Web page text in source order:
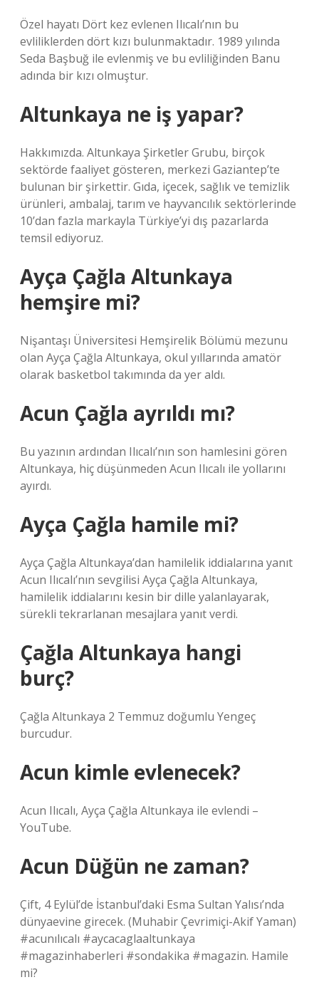
Özel hayatı Dört kez evlenen Ilıcalı’nın bu
evliliklerden dört kızı bulunmaktadır. 1989 yılında
Seda Başbuğ ile evlenmiş ve bu evliliğinden Banu
adında bir kızı olmuştur.
Altunkaya ne iş yapar?
Hakkımızda. Altunkaya Şirketler Grubu, birçok
sektörde faaliyet gösteren, merkezi Gaziantep’te
bulunan bir şirkettir. Gıda, içecek, sağlık ve temizlik
ürünleri, ambalaj, tarım ve hayvancılık sektörlerinde
10’dan fazla markayla Türkiye’yi dış pazarlarda
temsil ediyoruz.
Ayça Çağla Altunkaya
hemşire mi?
Nişantaşı Üniversitesi Hemşirelik Bölümü mezunu
olan Ayça Çağla Altunkaya, okul yıllarında amatör
olarak basketbol takımında da yer aldı.
Acun Çağla ayrıldı mı?
Bu yazının ardından Ilıcalı’nın son hamlesini gören
Altunkaya, hiç düşünmeden Acun Ilıcalı ile yollarını
ayırdı.
Ayça Çağla hamile mi?
Ayça Çağla Altunkaya’dan hamilelik iddialarına yanıt
Acun Ilıcalı’nın sevgilisi Ayça Çağla Altunkaya,
hamilelik iddialarını kesin bir dille yalanlayarak,
sürekli tekrarlanan mesajlara yanıt verdi.
Çağla Altunkaya hangi
burç?
Çağla Altunkaya 2 Temmuz doğumlu Yengeç
burcudur.
Acun kimle evlenecek?
Acun Ilıcalı, Ayça Çağla Altunkaya ile evlendi –
YouTube.
Acun Düğün ne zaman?
Çift, 4 Eylül’de İstanbul’daki Esma Sultan Yalısı’nda
dünyaevine girecek. (Muhabir Çevrimiçi-Akif Yaman)
#acunılıcalı #aycacaglaaltunkaya
#magazinhaberleri #sondakika #magazin. Hamile
mi?